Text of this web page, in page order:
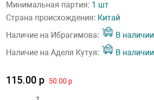
Минимальная партия: 1 шт
Страна происхождения: Китай
Наличие на Ибрагимова:
В наличии
Наличие на Аделя Кутуя:
В наличии
115.00 р 50.00 р